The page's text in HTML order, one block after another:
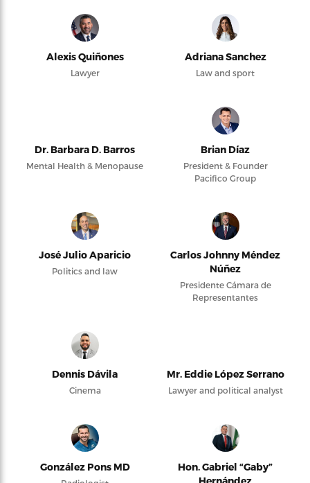
Alexis Quiñones
Lawyer
Adriana Sanchez
Law and sport
Dr. Barbara D. Barros
Mental Health & Menopause
Brian Díaz
President & Founder
Pacifico Group
José Julio Aparicio
Politics and law
Carlos Johnny Méndez
Núñez
Presidente Cámara de
Representantes
Dennis Dávila
Cinema
Mr. Eddie López Serrano
Lawyer and political analyst
González Pons MD
Hon. Gabriel “Gaby”
Hernández